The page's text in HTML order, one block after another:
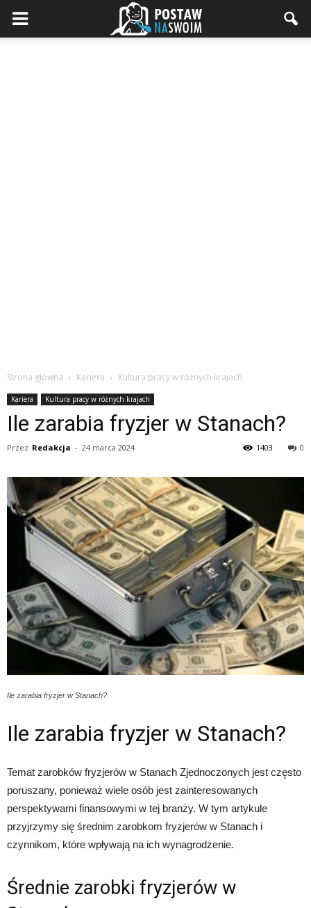
Strona główna Kariera Kultura pracy w różnych krajach
Kariera Kultura pracy w różnych krajach
Ile zarabia fryzjer w Stanach?
Przez Redakcja - 24 marca 2024 0
1403
Ile zarabia fryzjer w Stanach?
Ile zarabia fryzjer w Stanach?
Temat zarobków fryzjerów w Stanach Zjednoczonych jest często
poruszany, ponieważ wiele osób jest zainteresowanych
perspektywami finansowymi w tej branży. W tym artykule
przyjrzymy się średnim zarobkom fryzjerów w Stanach i
czynnikom, które wpływają na ich wynagrodzenie.
Średnie zarobki fryzjerów w